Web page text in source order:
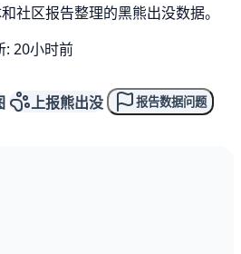
社区报告整理的黑熊出没数据。
: 20小时前
上报熊出没 报告数据问题